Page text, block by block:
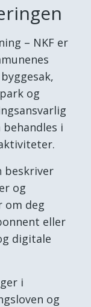
– NKF er
og
i
beskriver
og
om deg
eller
digitale
i
og